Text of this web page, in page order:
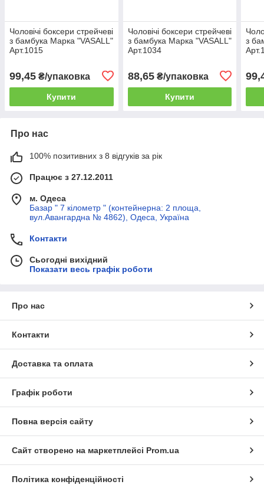
Чоловічі боксери стрейчеві
з бамбука Марка "VASALL"
Арт.1015
99,45 ₴/упаковка
Купити
Чоловічі боксери стрейчеві
з бамбука Марка "VASALL"
Арт.1034
88,65₴/упаковка
Купити
з
Про нас
100% позитивних з 8 відгуків за рік
Працює з 27.12.2011
м. Одеса
Базар " 7 кілометр " (контейнерна: 2 площа,
вул.Авангардна № 4862), Одеса, Україна
Контакти
Сьогодні вихідний
Показати весь графік роботи
Про нас
Контакти
Доставка та оплата
Графік роботи
Повна версія сайту
Сайт створено на маркетплейсі Prom.ua
Політика конфіденційності